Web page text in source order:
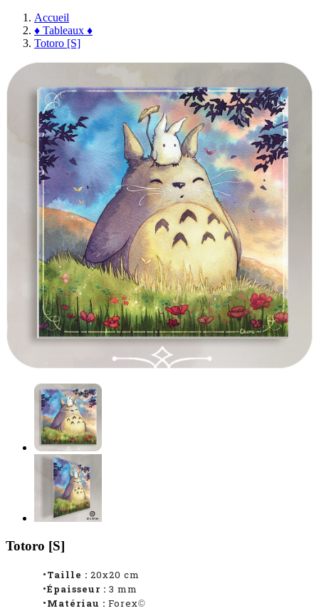
Accueil
♦ Tableaux ♦
Totoro [S]
Totoro [S]
•Taille : 20x20 cm
•Épaisseur : 3 mm
•Matériau : Forex©